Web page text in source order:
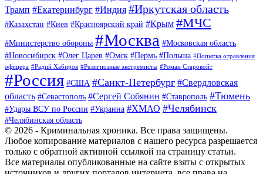
Трамп #Екатеринбург #Индия #Иркутская область
#Казахстан #Киев #Красноярский край #Крым #МЧС
#Министерство обороны #Москва #Московская область
#Новосибирск #Олег Царев #Омск #Пермь #Польша #Попытка отравления
офицера #Радий Хабиров #Религиозные экстремисты #Роман Старовойт
#Россия #США #Санкт-Петербург #Свердловская
область #Севастополь #Сергей Собянин #Ставрополь #Тюмень
#Удары ВСУ по России #Украина #ХМАО #Челябинск
#Челябинская область
© 2026 - Криминальная хроника. Все права защищены.
Любое копирование материалов с нашего ресурса разрешается
только с обратной активной ссылкой на страницу статьи.
Все материалы опубликованные на сайте взяты с открытых